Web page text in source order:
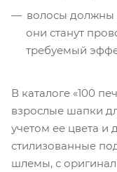
волосы должны
они станут
требуемый
В каталоге «100
взрослые шапки
учетом ее цвета и
стилизованные
шлемы, с